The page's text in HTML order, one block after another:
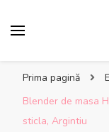
Prima pagină
Blender de masa
sticla, Argintiu